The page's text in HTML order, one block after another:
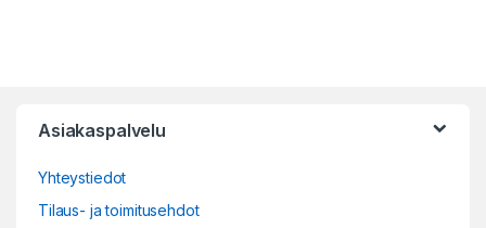
Asiakaspalvelu
Yhteystiedot
Tilaus- ja toimitusehdot